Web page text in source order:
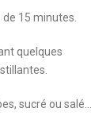
15 minutes.
quelques
sucré ou salé…